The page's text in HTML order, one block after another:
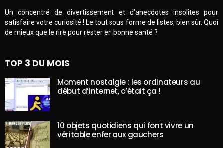
Un concentré de divertissement et d’anecdotes insolites pour
satisfaire votre curiosité ! Le tout sous forme de listes, bien sûr. Quoi
de mieux que le rire pour rester en bonne santé ?
TOP 3 DU MOIS
Moment nostalgie : les ordinateurs au
début d’internet, c’était ça !
10 objets quotidiens qui font vivre un
véritable enfer aux gauchers